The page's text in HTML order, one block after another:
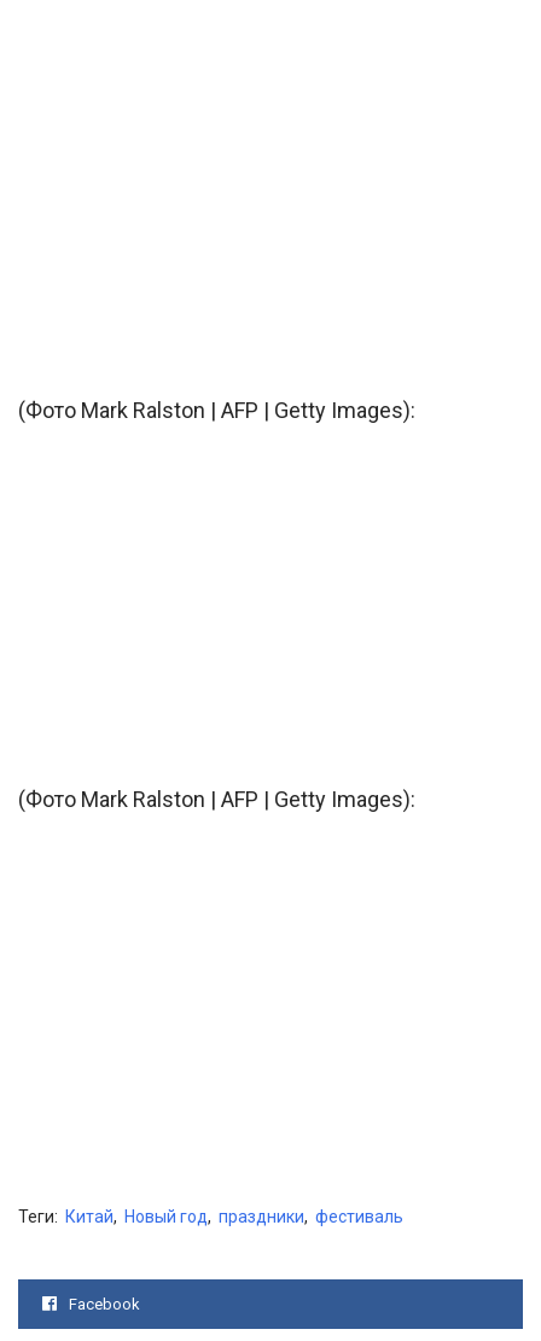
(Фото Mark Ralston | AFP | Getty Images):
(Фото Mark Ralston | AFP | Getty Images):
Теги: Китай, Новый год, праздники, фестиваль
Facebook